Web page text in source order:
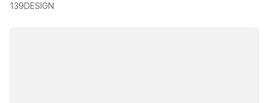
139DESIGN